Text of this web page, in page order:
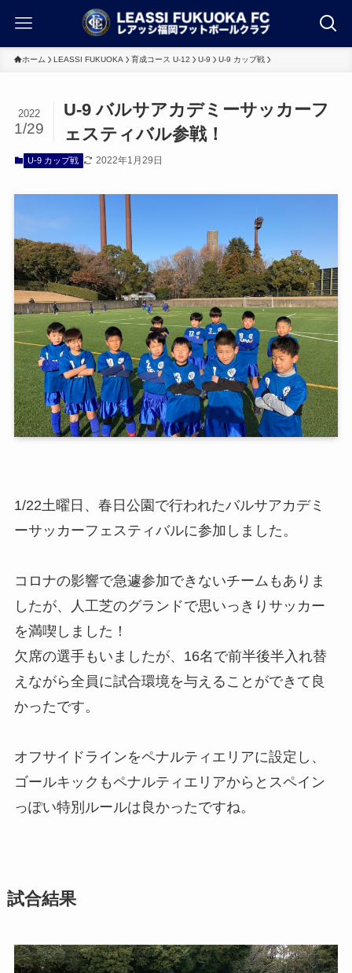
ホーム LEASSI FUKUOKA 育成コース U-12 U-9 U-9 カップ戦
U-9 バルサアカデミーサッカーフ
ェスティバル参戦！
2022
1/29
U-9 カップ戦 2022年1月29日
1/22土曜日、春日公園で行われたバルサアカデミ
ーサッカーフェスティバルに参加しました。
コロナの影響で急遽参加できないチームもありま
したが、人工芝のグランドで思いっきりサッカー
を満喫しました！
欠席の選手もいましたが、16名で前半後半入れ替
えながら全員に試合環境を与えることができて良
かったです。
オフサイドラインをペナルティエリアに設定し、
ゴールキックもペナルティエリアからとスペイン
っぽい特別ルールは良かったですね。
試合結果